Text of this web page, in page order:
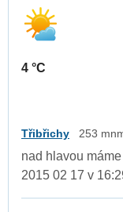
4 °C
Třibřichy 253
nad hlavou
2015 02 17 v